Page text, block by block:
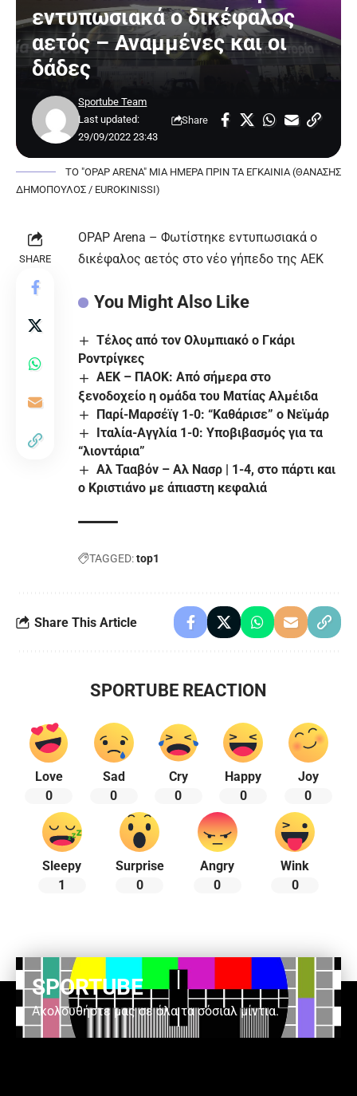
εντυπωσιακά ο δικέφαλος
αετός – Αναμμένες και οι
δάδες
Last updated:
29/09/2022 23:43
Sportube Team
Share
ΤΟ "OPAP ARENA" ΜΙΑ ΗΜΕΡΑ ΠΡΙΝ ΤΑ ΕΓΚΑΙΝΙΑ (ΘΑΝΑΣΗΣ
ΔΗΜΟΠΟΥΛΟΣ / EUROKINISSI)
SHARE
OPAP Arena – Φωτίστηκε εντυπωσιακά ο
δικέφαλος αετός στο νέο γήπεδο της ΑΕΚ
You Might Also Like
Τέλος από τον Ολυμπιακό ο Γκάρι
Ροντρίγκες
ΑΕΚ – ΠΑΟΚ: Από σήμερα στο
ξενοδοχείο η ομάδα του Ματίας Αλμέιδα
Παρί-Μαρσέϊγ 1-0: “Καθάρισε” ο Νεϊμάρ
Ιταλία-Αγγλία 1-0: Υποβιβασμός για τα
“λιοντάρια”
Αλ Τααβόν – Αλ Νασρ | 1-4, στο πάρτι και
ο Κριστιάνο με άπιαστη κεφαλιά
TAGGED:top1
Share This Article
SPORTUBE REACTION
Love
0
Sad
0
Cry
0
Happy
0
Joy
0
Sleepy
1
Surprise
0
Angry
0
Wink
0
SPORTUBE
Ακολουθήστε μας σε όλα τα σόσιαλ μίντια.